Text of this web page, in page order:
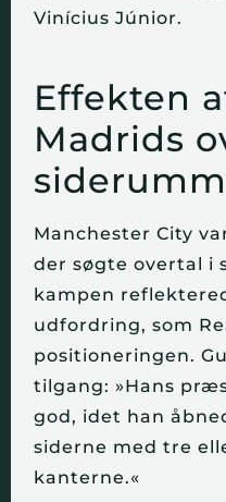
Vinícius Júnior.
Effekten
Madrids
Manchester City
der søgte overtal i
kampen
udfordring, som
positioneringen.
tilgang: »Hans
god, idet han
siderne med tre
kanterne.«